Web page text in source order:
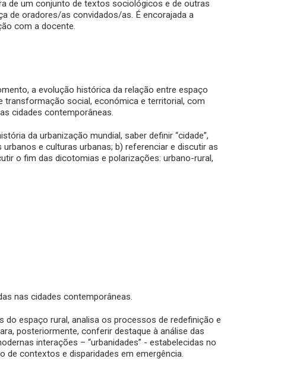
de um conjunto de textos sociológicos e de outras
de oradores/as convidados/as. É encorajada a
com a docente.
a evolução histórica da relação entre espaço
transformação social, económica e territorial, com
cidades contemporâneas.
da urbanização mundial, saber definir “cidade”,
e culturas urbanas; b) referenciar e discutir as
o fim das dicotomias e polarizações: urbano-rural,
nas cidades contemporâneas.
espaço rural, analisa os processos de redefinição e
posteriormente, conferir destaque à análise das
interações – “urbanidades” - estabelecidas no
de contextos e disparidades em emergência.